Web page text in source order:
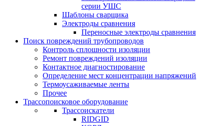
серии УШС
Шаблоны сварщика
Электроды сравнения
Переносные электроды сравнения
Поиск повреждений трубопроводов
Контроль сплошности изоляции
Ремонт повреждений изоляции
Контактное диагностирование
Определение мест концентрации напряжений
Термоусаживаемые ленты
Прочее
Трассопоисковое оборудование
Трассоискатели
RIDGID